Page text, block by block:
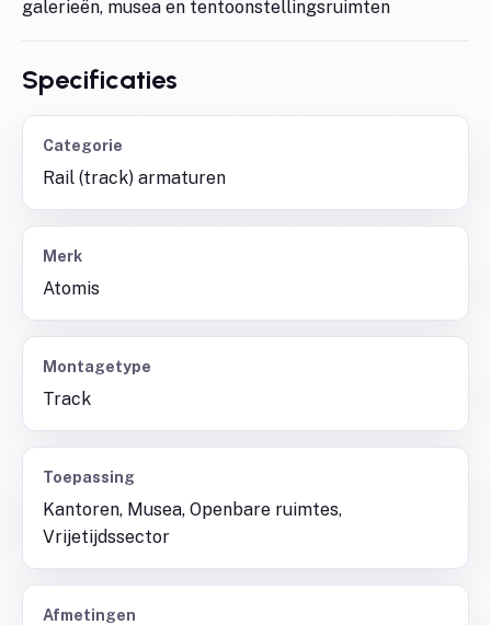
galerieën, musea en tentoonstellingsruimten
Specificaties
Categorie
Rail (track) armaturen
Merk
Atomis
Montagetype
Track
Toepassing
Kantoren, Musea, Openbare ruimtes,
Vrijetijdssector
Afmetingen